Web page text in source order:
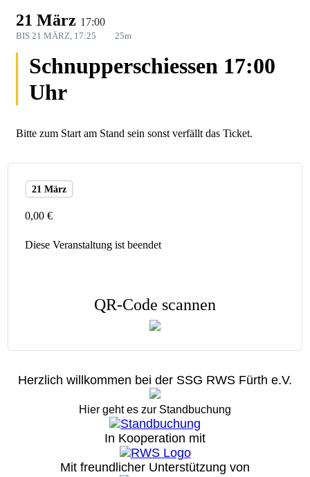
21 März 17:00
BIS 21 MÄRZ, 17:25 25m
Schnupperschiessen 17:00
Uhr
Bitte zum Start am Stand sein sonst verfällt das Ticket.
21 März
0,00 €
Diese Veranstaltung ist beendet
QR-Code scannen
Herzlich willkommen bei der SSG RWS Fürth e.V.
Hier geht es zur Standbuchung
In Kooperation mit
Mit freundlicher Unterstützung von